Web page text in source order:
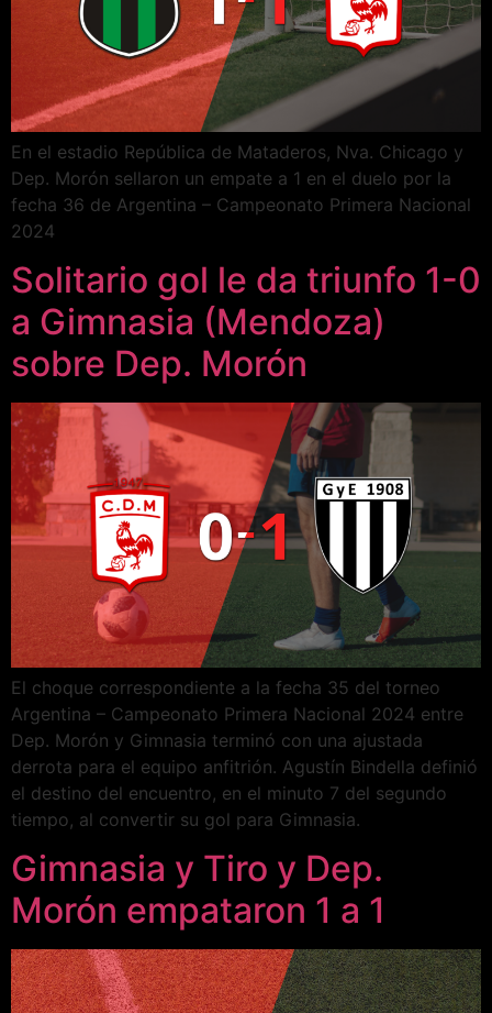
En el estadio República de Mataderos, Nva. Chicago y
Dep. Morón sellaron un empate a 1 en el duelo por la
fecha 36 de Argentina – Campeonato Primera Nacional
2024
Solitario gol le da triunfo 1-0
a Gimnasia (Mendoza)
sobre Dep. Morón
El choque correspondiente a la fecha 35 del torneo
Argentina – Campeonato Primera Nacional 2024 entre
Dep. Morón y Gimnasia terminó con una ajustada
derrota para el equipo anfitrión. Agustín Bindella definió
el destino del encuentro, en el minuto 7 del segundo
tiempo, al convertir su gol para Gimnasia.
Gimnasia y Tiro y Dep.
Morón empataron 1 a 1